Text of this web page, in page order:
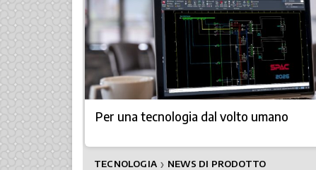
Per una tecnologia dal volto umano
TECNOLOGIA ❯ NEWS DI PRODOTTO